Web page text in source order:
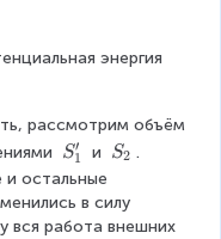
энергия
рассмотрим объём
S
'
_
1
S1
′ и S
2
S2 .
и остальные
в силу
вся работа внешних